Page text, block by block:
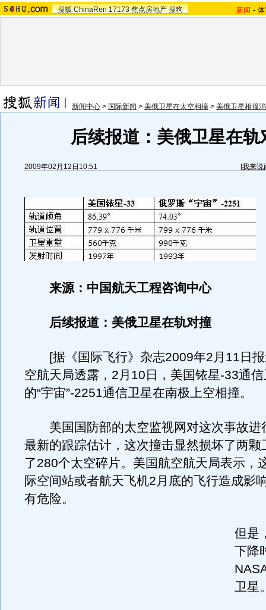
搜狐 ChinaRen 17173 焦点房地产 搜狗 新闻 -
新闻中心 > 国际新闻 > 美俄卫星在太空相撞 > 美俄卫星相撞
后续报道：美俄卫星在轨
2009年02月12日10:51 [我来说
来源：中国航天工程咨询中心
后续报道：美俄卫星在轨对撞
[据《国际飞行》杂志2009年2月11日
空航天局透露，2月10日，美国铱星-33通
的“宇宙”-2251通信卫星在南极上空相撞。
美国国防部的太空监视网对这次事故进
最新的跟踪估计，这次撞击显然损坏了两颗
了280个太空碎片。美国航空航天局表示，
际空间站或者航天飞机2月底的飞行造成影
有危险。
但是
下降
卫星